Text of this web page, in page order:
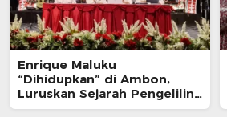
Enrique Maluku
“Dihidupkan” di Ambon,
Luruskan Sejarah Pengeliling
Bumi Pertama Adalah Putra